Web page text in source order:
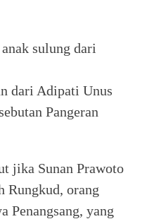
sulung dari
dari Adipati Unus
Pangeran
jika Sunan Prawoto
Rungkud, orang
Penangsang, yang